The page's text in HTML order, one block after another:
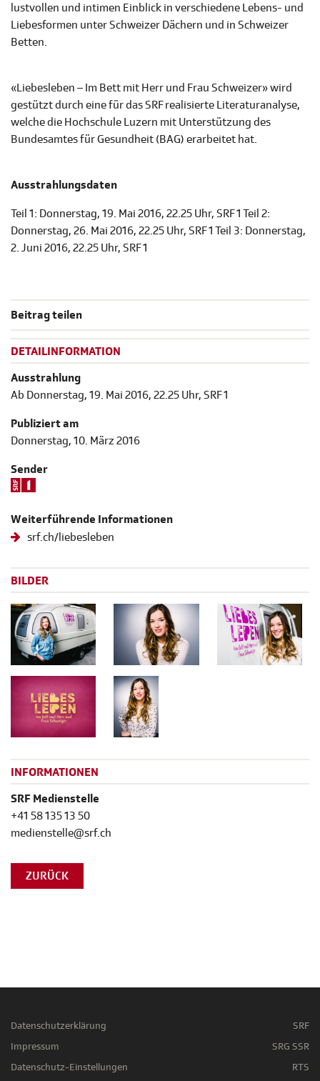
lustvollen und intimen Einblick in verschiedene Lebens- und
Liebesformen unter Schweizer Dächern und in Schweizer
Betten.
«Liebesleben – Im Bett mit Herr und Frau Schweizer» wird
gestützt durch eine für das SRF realisierte Literaturanalyse,
welche die Hochschule Luzern mit Unterstützung des
Bundesamtes für Gesundheit (BAG) erarbeitet hat.
Ausstrahlungsdaten
Teil 1: Donnerstag, 19. Mai 2016, 22.25 Uhr, SRF 1 Teil 2:
Donnerstag, 26. Mai 2016, 22.25 Uhr, SRF 1 Teil 3: Donnerstag,
2. Juni 2016, 22.25 Uhr, SRF 1
Beitrag teilen
DETAILINFORMATION
Ausstrahlung
Ab Donnerstag, 19. Mai 2016, 22.25 Uhr, SRF 1
Publiziert am
Donnerstag, 10. März 2016
Sender
Weiterführende Informationen
srf.ch/liebesleben
BILDER
INFORMATIONEN
SRF Medienstelle
+41 58 135 13 50
medienstelle@srf.ch
ZURÜCK
Datenschutzerklärung
Impressum
Datenschutz-Einstellungen
SRF
SRG SSR
RTS